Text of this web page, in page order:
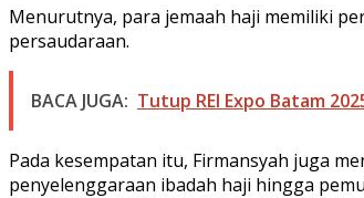
Menurutnya, para jemaah haji memiliki
persaudaraan.
BACA JUGA: Tutup REI Expo Batam
Pada kesempatan itu, Firmansyah juga
penyelenggaraan ibadah haji hingga